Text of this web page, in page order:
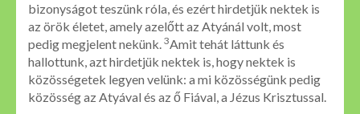
bizonyságot teszünk róla, és ezért hirdetjük nektek is
az örök életet, amely azelőtt az Atyánál volt, most
pedig megjelent nekünk. 3Amit tehát láttunk és
hallottunk, azt hirdetjük nektek is, hogy nektek is
közösségetek legyen velünk: a mi közösségünk pedig
közösség az Atyával és az ő Fiával, a Jézus Krisztussal.